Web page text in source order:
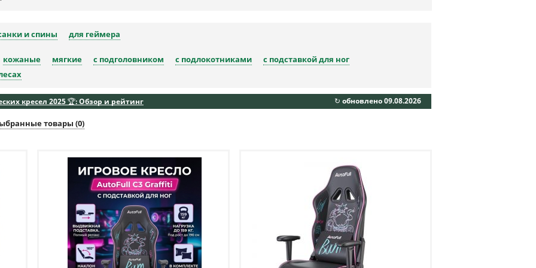
и спины для геймера
кожаные мягкие с подголовником с подлокотниками
с подставкой для ног
кресел 2025 🏆: Обзор и рейтинг ↻ обновлено 09.08.2026
товары (0)